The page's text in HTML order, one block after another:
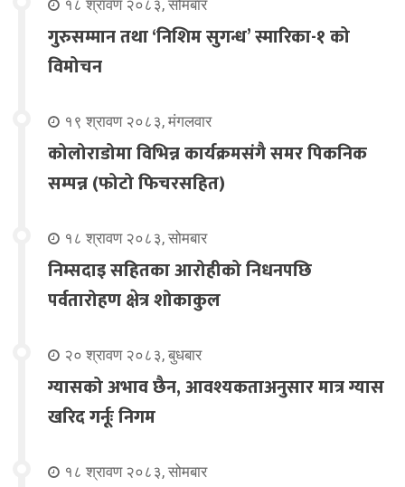
१८ श्रावण २०८३, सोमबार
गुरुसम्मान तथा ‘निशिम सुगन्ध’ स्मारिका-१ को
विमोचन
१९ श्रावण २०८३, मंगलवार
कोलोराडोमा विभिन्न कार्यक्रमसंगै समर पिकनिक
सम्पन्न (फोटो फिचरसहित)
१८ श्रावण २०८३, सोमबार
निम्सदाइ सहितका आरोहीको निधनपछि
पर्वतारोहण क्षेत्र शोकाकुल
२० श्रावण २०८३, बुधबार
ग्यासको अभाव छैन, आवश्यकताअनुसार मात्र ग्यास
खरिद गर्नूः निगम
१८ श्रावण २०८३, सोमबार